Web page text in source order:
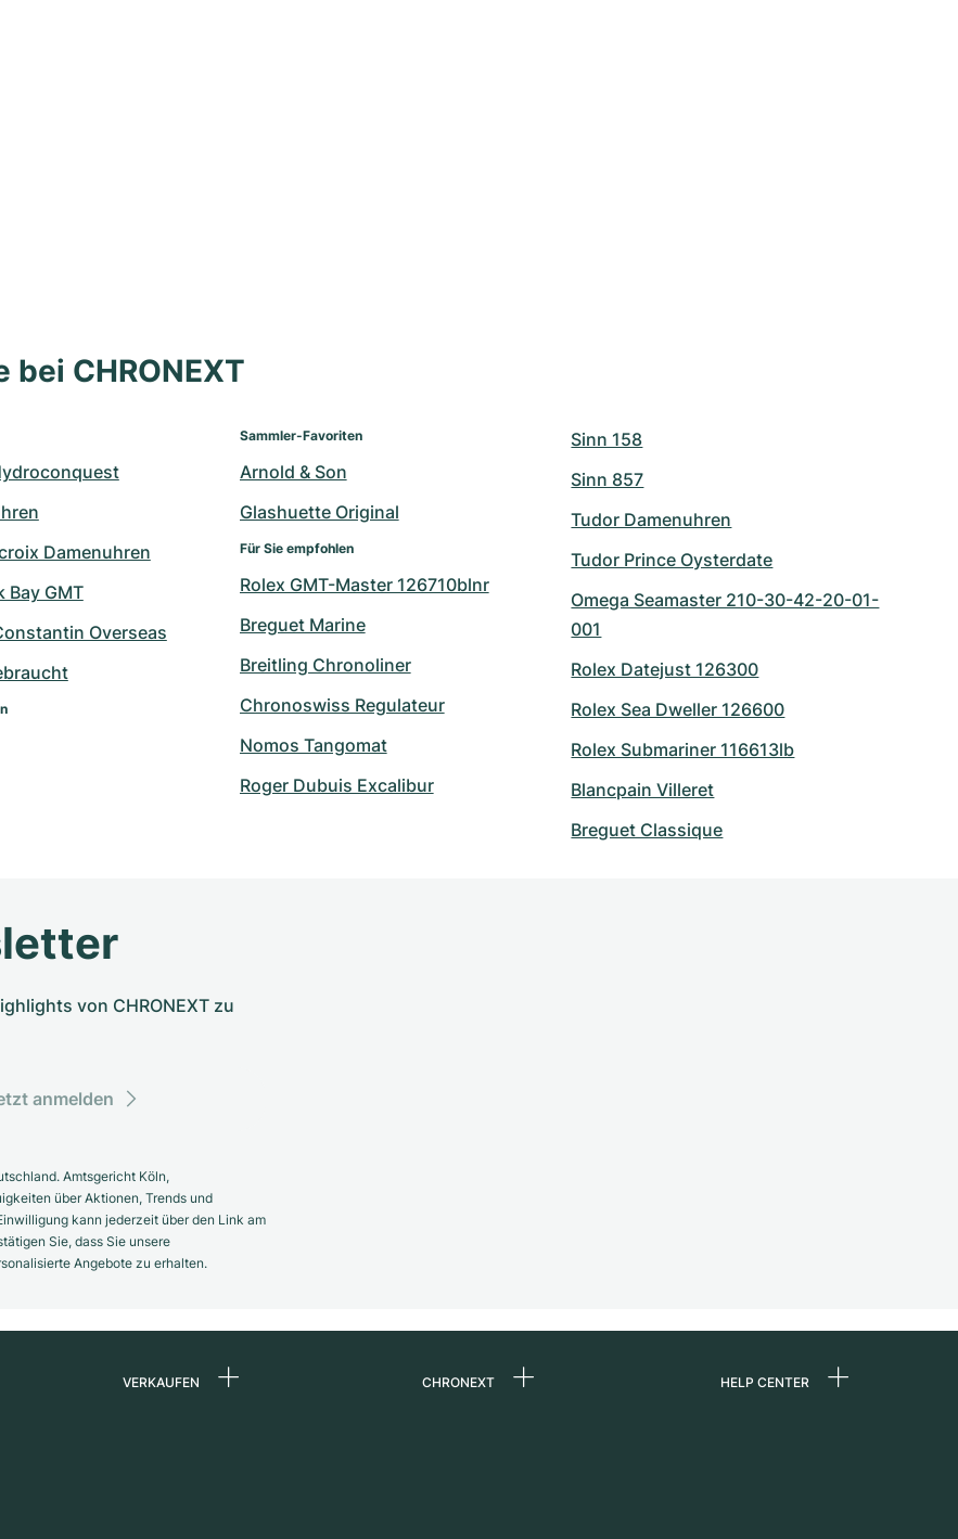
CHRONEXT
Damenuhren
Bay GMT
Overseas
Sammler-Favoriten
Arnold & Son
Glashuette Original
Für Sie empfohlen
Rolex GMT-Master 126710blnr
Breguet Marine
Breitling Chronoliner
Chronoswiss Regulateur
Nomos Tangomat
Roger Dubuis Excalibur
Sinn 158
Sinn 857
Tudor Damenuhren
Tudor Prince Oysterdate
Omega Seamaster 210-30-42-20-01-
001
Rolex Datejust 126300
Rolex Sea Dweller 126600
Rolex Submariner 116613lb
Blancpain Villeret
Breguet Classique
von CHRONEXT zu
anmelden
Amtsgericht Köln,
über Aktionen, Trends und
kann jederzeit über den Link am
Sie, dass Sie unsere
Angebote zu erhalten.
VERKAUFEN CHRONEXT HELP CENTER